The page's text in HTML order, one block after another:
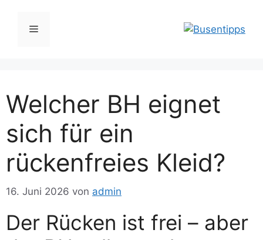
springen
Menü
Welcher BH eignet
sich für ein
rückenfreies Kleid?
16. Juni 2026 von admin
Der Rücken ist frei – aber